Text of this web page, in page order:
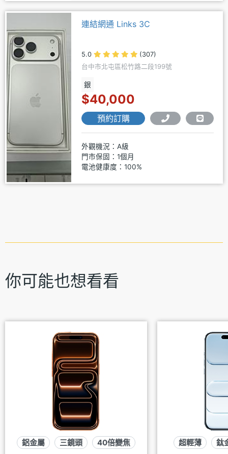
連結網通 Links 3C
5.0
(307)
台中市北屯區松竹路二段199號
銀
$40,000
預約訂購
外觀機況：A級
門市保固：1個月
電池健康度：100%
你可能也想看看
鋁金屬 三鏡頭 40倍變焦 超輕薄 鈦